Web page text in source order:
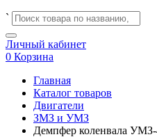
`
Личный кабинет
0 Корзина
Главная
Каталог товаров
Двигатели
ЗМЗ и УМЗ
Демпфер коленвала